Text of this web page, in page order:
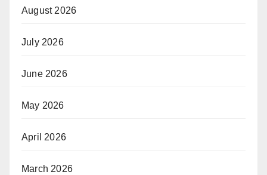
August 2026
July 2026
June 2026
May 2026
April 2026
March 2026